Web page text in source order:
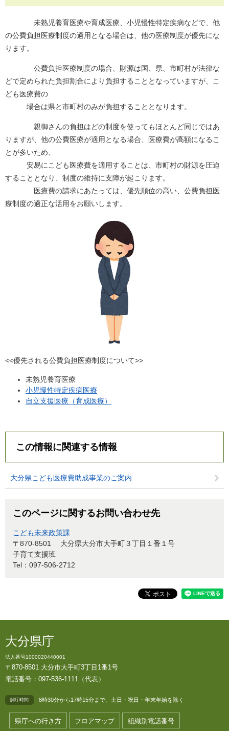
未熟児養育医療や育成医療、小児慢性特定疾病などで、他
の公費負担医療制度の適用となる場合は、他の医療制度が優先にな
ります。
公費負担医療制度の場合、財源は国、県、市町村が法律な
どで定められた負担割合により負担することとなっていますが、こ
ども医療費の
場合は県と市町村のみが負担することとなります。
親御さんの負担はどの制度を使ってもほとんど同じではあ
りますが、他の公費医療が適用となる場合、医療費が高額になるこ
とが多いため、
安易にこども医療費を適用することは、市町村の財源を圧迫
することとなり、制度の維持に支障が起こります。
医療費の請求にあたっては、優先順位の高い、公費負担医
療制度の適正な活用をお願いします。
<<優先される公費負担医療制度について>>
未熟児養育医療
小児慢性特定疾病医療
自立支援医療（育成医療）
この情報に関連する情報
大分県こども医療費助成事業のご案内
このページに関するお問い合わせ先
こども未来政策課
〒870-8501
大分県大分市大手町３丁目１番１号
子育て支援班
Tel：097-506-2712
大分県庁
法人番号1000020440001
〒870-8501 大分市大手町3丁目1番1号
電話番号：097-536-1111（代表）
開庁時間 8時30分から17時15分まで、土日・祝日・年末年始を除く
県庁への行き方 フロアマップ 組織別電話番号